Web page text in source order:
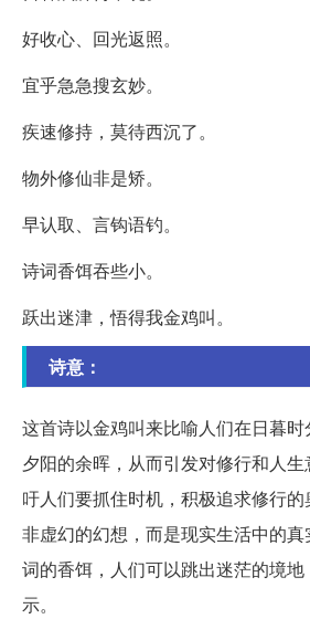
好收心、回光返照。
宜乎急急搜玄妙。
疾速修持，莫待西沉了。
物外修仙非是矫。
早认取、言钩语钓。
诗词香饵吞些小。
跃出迷津，悟得我金鸡叫。
诗意：
这首诗以金鸡叫来比喻人们在日暮
夕阳的余晖，从而引发对修行和人
吁人们要抓住时机，积极追求修行
非虚幻的幻想，而是现实生活中的
词的香饵，人们可以跳出迷茫的境
示。